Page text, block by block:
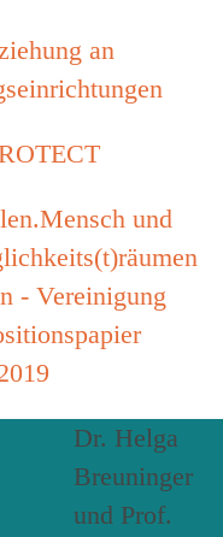
an
und
- Vereinigung
Dr. Helga
Breuninger
und Prof.